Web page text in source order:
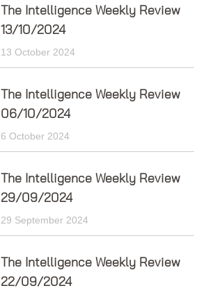
The Intelligence Weekly Review
13/10/2024
13 October 2024
The Intelligence Weekly Review
06/10/2024
6 October 2024
The Intelligence Weekly Review
29/09/2024
29 September 2024
The Intelligence Weekly Review
22/09/2024